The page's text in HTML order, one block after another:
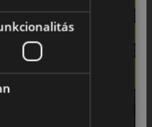
szintű menetstabilitás
komfortot